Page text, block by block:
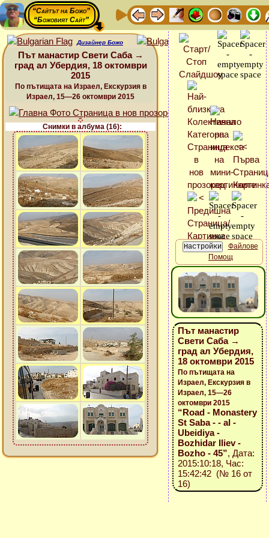
“Сайтът на Божо”
“Божовият Сайт”
Дизайнер Божо
Път манастир Свети Саба →
град ал Убердия, 18 октомври
2015
По пътищата на Израел, Екскурзия в
Израел, 15—26 октомври 2015
Снимки в албума (16):
Файлове
Помощ
Път манастир
Свети Саба →
град ал Убердия,
18 октомври 2015
По пътищата на
Израел, Екскурзия в
Израел, 15—26
октомври 2015
“Road - Monastery
St Saba - - al -
Ubeidiya -
Bozhidar Iliev -
Bozho - 45”, Дата:
2015:10:18, Час:
15:42:42 (№ 16 от
16)